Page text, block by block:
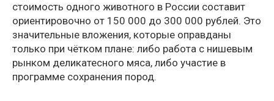
стоимость одного животного в России составит
ориентировочно от 150 000 до 300 000 рублей. Это
значительные вложения, которые оправданы
только при чётком плане: либо работа с нишевым
рынком деликатесного мяса, либо участие в
программе сохранения пород.